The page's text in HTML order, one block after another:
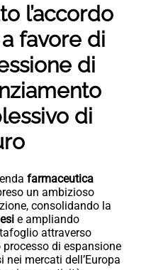
l’accordo
favore di
di
di
farmaceutica
un ambizioso
consolidando la
e ampliando
attraverso
processo di espansione
mercati dell’Europa